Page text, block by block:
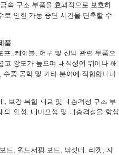
속 구조 부품을 효과적으로 보호하
로 인한 가동 중단 시간을 단축할 수
품
프, 케이블, 어구 및 선박 관련 부품으
고 강도가 높으며 내식성이 뛰어나 해
중 공학 및 기타 분야에 적합합니다.
, 보강 복합 재료 및 내충격성 구조 부
의 인성, 내마모성 및 내충격성을 향상
드, 윈드서핑 보드, 낚싯대, 라켓, 자